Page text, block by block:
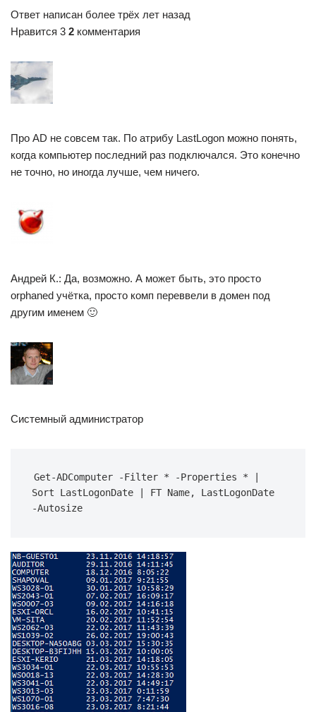
Ответ написан более трёх лет назад
Нравится 3 2 комментария
Про AD не совсем так. По атрибу LastLogon можно понять,
когда компьютер последний раз подключался. Это конечно
не точно, но иногда лучше, чем ничего.
Андрей К.: Да, возможно. А может быть, это просто
orphaned учётка, просто комп переввели в домен под
другим именем 🙂
Системный администратор
Get-ADComputer -Filter * -Properties * |
Sort LastLogonDate | FT Name, LastLogonDate
-Autosize